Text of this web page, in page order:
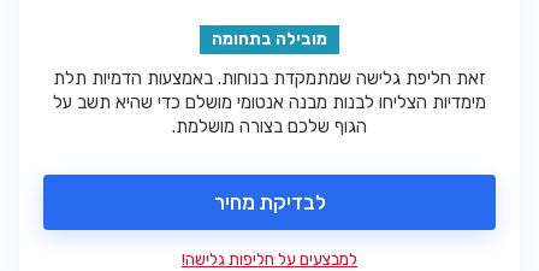
מובילה בתחומה
זאת חליפת גלישה שמתמקדת בנוחות. באמצעות הדמיות תלת
מימדיות הצליחו לבנות מבנה אנטומי מושלם כדי שהיא תשב על
הגוף שלכם בצורה מושלמת.
לבדיקת מחיר
למבצעים על חליפות גלישה!